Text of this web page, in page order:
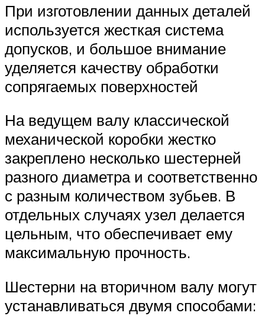
При изготовлении данных деталей
используется жесткая система
допусков, и большое внимание
уделяется качеству обработки
сопрягаемых поверхностей
На ведущем валу классической
механической коробки жестко
закреплено несколько шестерней
разного диаметра и соответственно
с разным количеством зубьев. В
отдельных случаях узел делается
цельным, что обеспечивает ему
максимальную прочность.
Шестерни на вторичном валу могут
устанавливаться двумя способами: